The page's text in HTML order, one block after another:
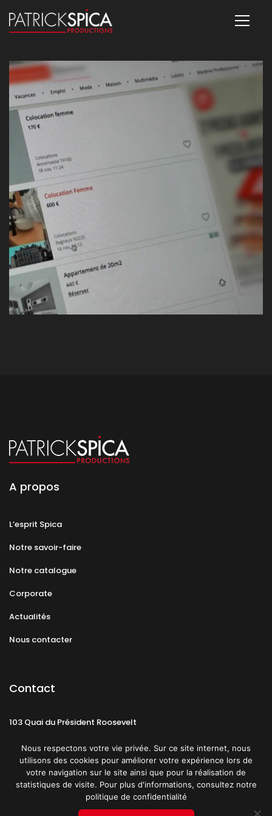
A propos
L’esprit Spica
Notre savoir-faire
Notre catalogue
Corporate
Actualités
Nous contacter
Contact
103 Quai du Président Roosevelt
CGU Politique de confidentialité
Nous respectons votre vie privée. Sur ce site internet, nous
utilisons des cookies pour améliorer votre expérience lors de
votre navigation sur le site ainsi que pour la réalisation de
statistiques de visite. Pour plus d'informations, consultez notre
politique de confidentialité